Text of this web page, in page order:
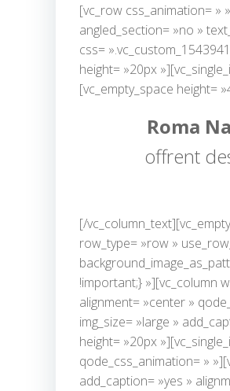
[vc_row css_animation= »
angled_section= »no »
css=
height= »20px
[vc_empty_space height=
Roma
offrent
[/
row_type= »row »
!important;} »][vc_column
alignment= »center »
img_size= »large »
height= »20px
qode_css_animation= »
add_caption= »yes »